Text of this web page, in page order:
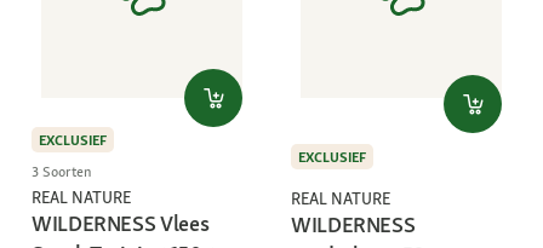
EXCLUSIEF
3 Soorten
REAL NATURE
WILDERNESS Vlees
EXCLUSIEF
REAL NATURE
WILDERNESS